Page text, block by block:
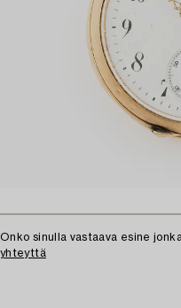
Onko sinulla vastaava esine
yhteyttä